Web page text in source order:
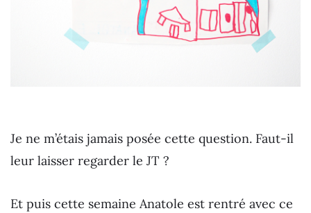
Je ne m’étais jamais posée cette question. Faut-il
leur laisser regarder le JT ?
Et puis cette semaine Anatole est rentré avec ce